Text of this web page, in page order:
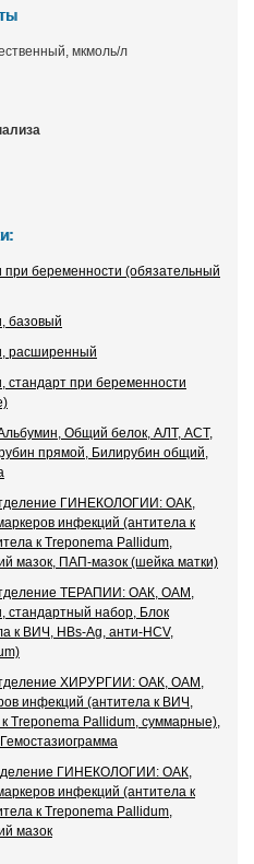
мкмоль/л
при беременности (обязательный
базовый
расширенный
стандарт при беременности
Общий белок, АЛТ, АСТ,
прямой, Билирубин общий,
ГИНЕКОЛОГИИ: ОАК,
инфекций (антитела к
к Treponema Pallidum,
мазок, ПАП-мазок (шейка матки)
ТЕРАПИИ: ОАК, ОАМ,
стандартный набор, Блок
к ВИЧ, HBs-Ag, анти-HCV,
ХИРУРГИИ: ОАК, ОАМ,
инфекций (антитела к ВИЧ,
Treponema Pallidum, суммарные),
ГИНЕКОЛОГИИ: ОАК,
инфекций (антитела к
к Treponema Pallidum,
мазок